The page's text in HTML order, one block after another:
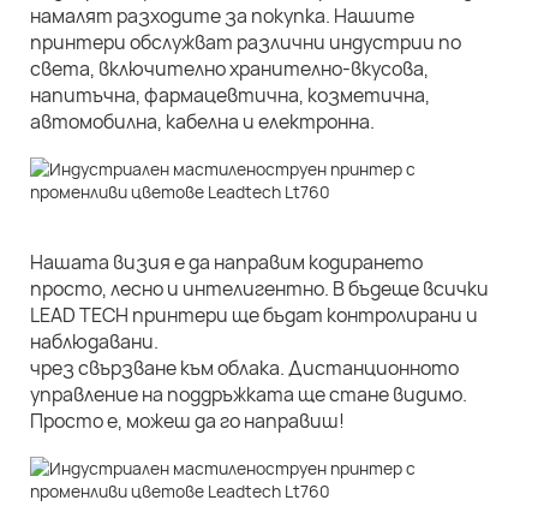
намалят разходите за покупка. Нашите
принтери обслужват различни индустрии по
света, включително хранително-вкусова,
напитъчна, фармацевтична, козметична,
автомобилна, кабелна и електронна.
Нашата визия е да направим кодирането
просто, лесно и интелигентно. В бъдеще всички
LEAD TECH принтери ще бъдат контролирани и
наблюдавани.
чрез свързване към облака. Дистанционното
управление на поддръжката ще стане видимо.
Просто е, можеш да го направиш!